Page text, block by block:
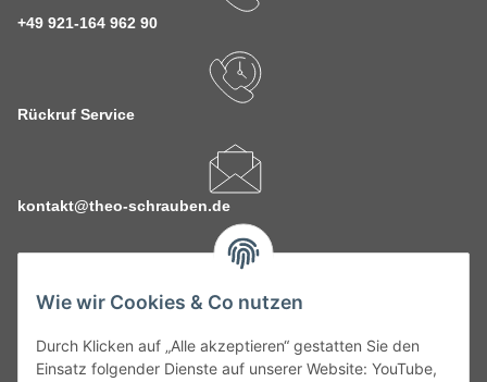
Wie wir Cookies & Co nutzen
Durch Klicken auf „Alle akzeptieren“ gestatten Sie den
Einsatz folgender Dienste auf unserer Website: YouTube,
+49 921-164 962 90
Rückruf Service
kontakt@theo-schrauben.de
Service